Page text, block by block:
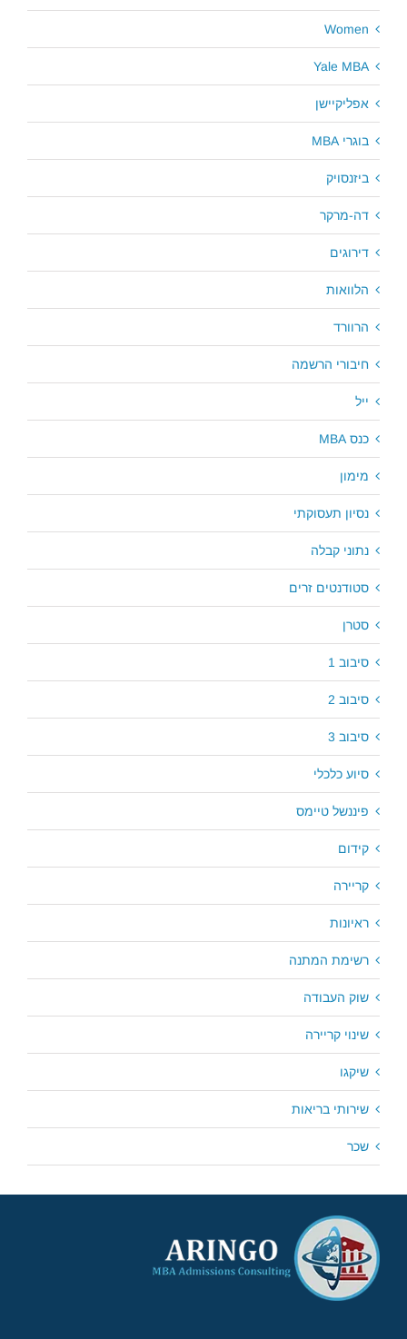
Women
Yale MBA
אפליקיישן
בוגרי MBA
ביזנסויק
דה-מרקר
דירוגים
הלוואות
הרוורד
חיבורי הרשמה
ייל
כנס MBA
מימון
נסיון תעסוקתי
נתוני קבלה
סטודנטים זרים
סטרן
סיבוב 1
סיבוב 2
סיבוב 3
סיוע כלכלי
פיננשל טיימס
קידום
קריירה
ראיונות
רשימת המתנה
שוק העבודה
שינוי קריירה
שיקגו
שירותי בריאות
שכר